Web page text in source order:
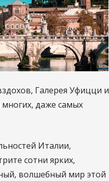
Галерея Уфицци и
даже самых
Италии,
сотни ярких,
волшебный мир этой